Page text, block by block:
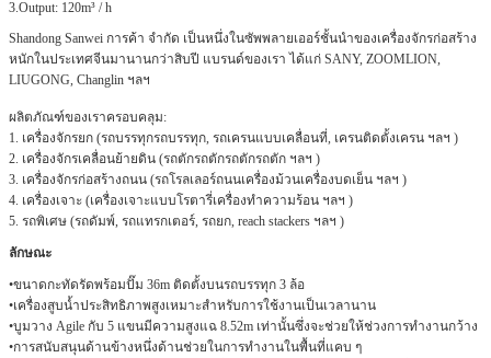
3.Output: 120m³ / h
Shandong Sanwei การค้า จำกัด เป็นหนึ่งในซัพพลายเออร์ชั้นนำของเครื่องจักรก่อสร้าง
หนักในประเทศจีนมานานกว่าสิบปี แบรนด์ของเรา ได้แก่ SANY, ZOOMLION,
LIUGONG, Changlin ฯลฯ
ผลิตภัณฑ์ของเราครอบคลุม:
1. เครื่องจักรยก (รถบรรทุกรถบรรทุก, รถเครนแบบเคลื่อนที่, เครนติดตั้งเครน ฯลฯ )
2. เครื่องจักรเคลื่อนย้ายดิน (รถตักรถตักรถตักรถตัก ฯลฯ )
3. เครื่องจักรก่อสร้างถนน (รถโรลเลอร์ถนนเครื่องม้วนเครื่องบดเย็น ฯลฯ )
4. เครื่องเจาะ (เครื่องเจาะแบบโรตารี่เครื่องทำความร้อน ฯลฯ )
5. รถพิเศษ (รถดัมพ์, รถแทรกเตอร์, รถยก, reach stackers ฯลฯ )
ลักษณะ
•ขนาดกะทัดรัดพร้อมปั๊ม 36m ติดตั้งบนรถบรรทุก 3 ล้อ
•เครื่องสูบน้ำประสิทธิภาพสูงเหมาะสำหรับการใช้งานเป็นเวลานาน
•บูมวาง Agile กับ 5 แขนมีความสูงแฉ 8.52m เท่านั้นซึ่งจะช่วยให้ช่วงการทำงานกว้าง
•การสนับสนุนด้านข้างหนึ่งด้านช่วยในการทำงานในพื้นที่แคบ ๆ